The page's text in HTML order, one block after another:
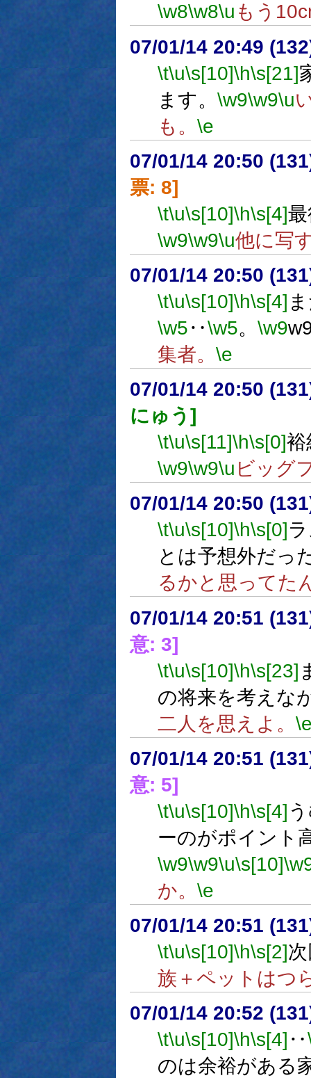
\w8\w8\u もう
07/01/14 20:49
\t\u\s[10]\h\s[21]
ます。 \w9\w9\u
も。 \e
07/01/14 20:50
票: 8]
\t\u\s[10]\h\s[4]
\w9\w9\u他に写
07/01/14 20:50
\t\u\s[10]\h\s[4]
\w5‥\w5。 \w9
集者。 \e
07/01/14 20:50
にゅう]
\t\u\s[11]\h\s[0]裕
\w9\w9\u ビッグ
07/01/14 20:50
\t\u\s[10]\h\s[0]
とは予想外だっ
るかと思ってた
07/01/14 20:51
意: 3]
\t\u\s[10]\h\s[23]
の将来を考えな
二人を思えよ。
07/01/14 20:51
意: 5]
\t\u\s[10]\h\s[4]
ーのがポイント
\w9\w9\u\s[10]
か。 \e
07/01/14 20:51
\t\u\s[10]\h\s[2]
族＋ペットはつ
07/01/14 20:52
\t\u\s[10]\h\s[4] ‥
のは余裕がある